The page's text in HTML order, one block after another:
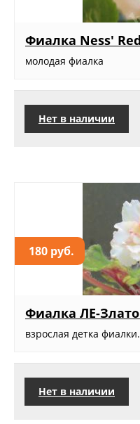
Фиалка Ness'
молодая фиалка
Нет в наличии
180 руб.
Фиалка ЛЕ-
взрослая детка
Нет в наличии